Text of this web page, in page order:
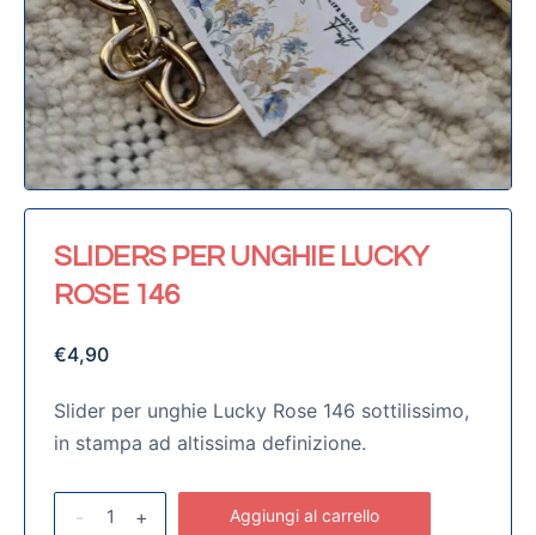
SLIDERS PER UNGHIE LUCKY
ROSE 146
€4,90
Slider per unghie Lucky Rose 146 sottilissimo,
in stampa ad altissima definizione.
- + Aggiungi al carrello